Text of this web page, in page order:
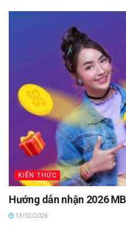
KIẾN THỨC
Hướng dẫn nhận 2026
13/02/2026